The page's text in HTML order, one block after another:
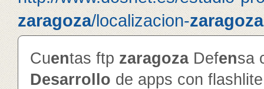
zaragoza/localizacion-zaragoza
Cuentas ftp zaragozaDefensa
Desarrollo de apps con